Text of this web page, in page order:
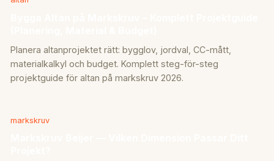
Planera altanprojektet rätt: bygglov, jordval, CC-mått,
materialkalkyl och budget. Komplett steg-för-steg
projektguide för altan på markskruv 2026.
markskruv